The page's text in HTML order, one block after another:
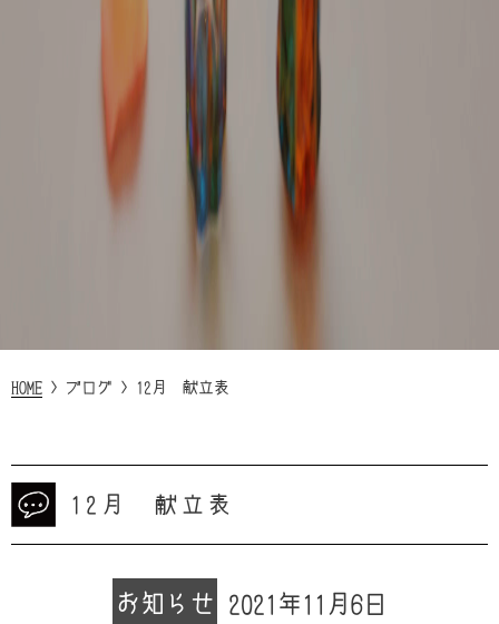
HOME > ブログ > 12月 献立表
12月 献立表
お知らせ 2021年11月6日